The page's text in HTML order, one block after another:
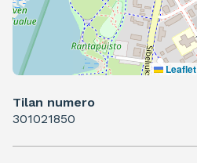
Leaflet
Tilan numero
301021850